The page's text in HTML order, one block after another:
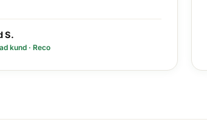
S.
kund · Reco